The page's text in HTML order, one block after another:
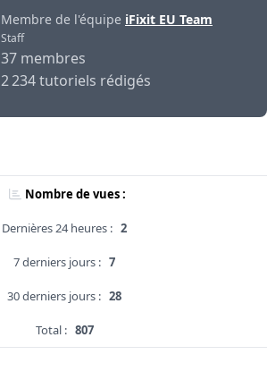
Membre de l'équipe iFixit EU Team
Staff
37 membres
2 234 tutoriels rédigés
Nombre de vues :
Dernières 24 heures : 2
7 derniers jours : 7
30 derniers jours : 28
Total : 807